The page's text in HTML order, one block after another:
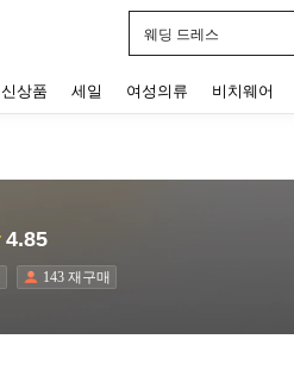
웨딩 드레스
신상품 세일 여성의류 비치웨어
4.85
143 재구매